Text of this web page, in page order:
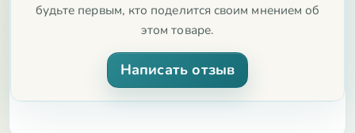
будьте первым, кто поделится своим мнением об
этом товаре.
Написать отзыв